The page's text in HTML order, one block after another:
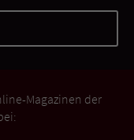
Magazinen der